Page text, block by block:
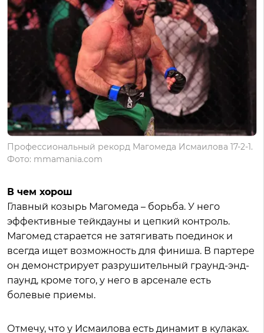
Профессиональный рекорд Магомеда Исмаилова 17-2-1.
Фото: mmamania.com
В чем хорош
Главный козырь Магомеда – борьба. У него
эффективные тейкдауны и цепкий контроль.
Магомед старается не затягивать поединок и
всегда ищет возможность для финиша. В партере
он демонстрирует разрушительный граунд-энд-
паунд, кроме того, у него в арсенале есть
болевые приемы.
Отмечу, что у Исмаилова есть динамит в кулаках.